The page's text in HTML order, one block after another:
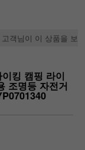
고객님이 이 상품을 보
킹 캠핑 라이
조명등 자전거